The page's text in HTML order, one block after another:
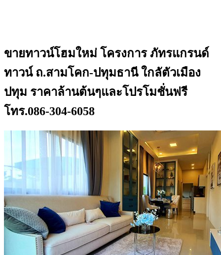
ขายทาวน์โฮมใหม่ โครงการ ภัทรแกรนด์
ทาวน์ ถ.สามโคก-ปทุมธานี ใกลัตัวเมือง
ปทุม ราคาล้านต้นๆและโปรโมชั่นฟรี
โทร.086-304-6058